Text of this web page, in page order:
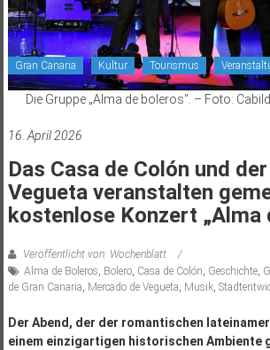
Gran Canaria Kultur Tourismus
Die Gruppe „Alma de boleros“. – Foto:
16. April 2026
Das Casa de Colón und
Vegueta veranstalten
kostenlose Konzert „Alma
Veröffentlicht von: Wochenblatt
Alma de Boleros, Bolero, Casa de Colón, Geschichte,
de Gran Canaria, Mercado de Vegueta, Musik,
Der Abend, der der romantischen
einem einzigartigen historischen Ambiente